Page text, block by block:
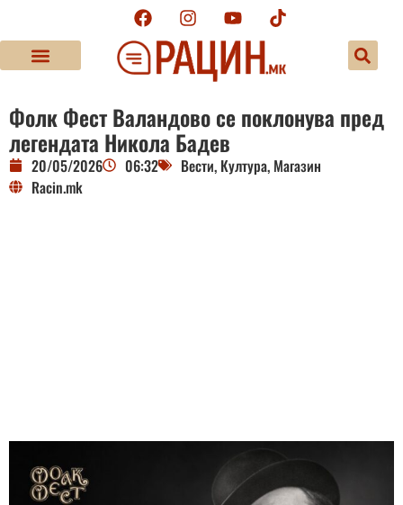
Фолк Фест Валандово се поклонува пред
легендата Никола Бадев
20/05/2026 06:32 Вести, Култура, Магазин
Racin.mk